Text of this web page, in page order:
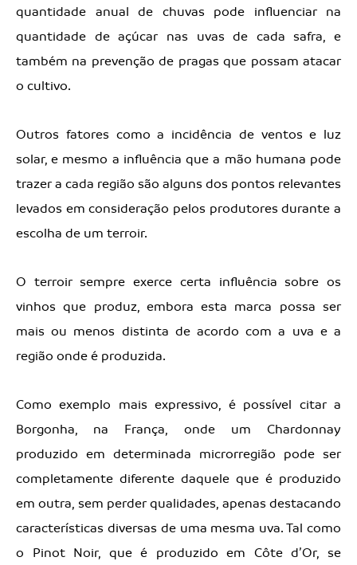
quantidade anual de chuvas pode influenciar na
quantidade de açúcar nas uvas de cada safra, e
também na prevenção de pragas que possam atacar
o cultivo.
Outros fatores como a incidência de ventos e luz
solar, e mesmo a influência que a mão humana pode
trazer a cada região são alguns dos pontos relevantes
levados em consideração pelos produtores durante a
escolha de um terroir.
O terroir sempre exerce certa influência sobre os
vinhos que produz, embora esta marca possa ser
mais ou menos distinta de acordo com a uva e a
região onde é produzida.
Como exemplo mais expressivo, é possível citar a
Borgonha, na França, onde um Chardonnay
produzido em determinada microrregião pode ser
completamente diferente daquele que é produzido
em outra, sem perder qualidades, apenas destacando
características diversas de uma mesma uva. Tal como
o Pinot Noir, que é produzido em Côte d’Or, se